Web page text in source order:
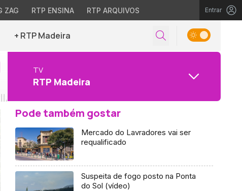
ZAG RTP ENSINA RTP ARQUIVOS Entrar
+ RTP Madeira
TV
RTP Madeira
Pode também gostar
Mercado do Lavradores vai ser
requalificado
Suspeita de fogo posto na Ponta
do Sol (vídeo)